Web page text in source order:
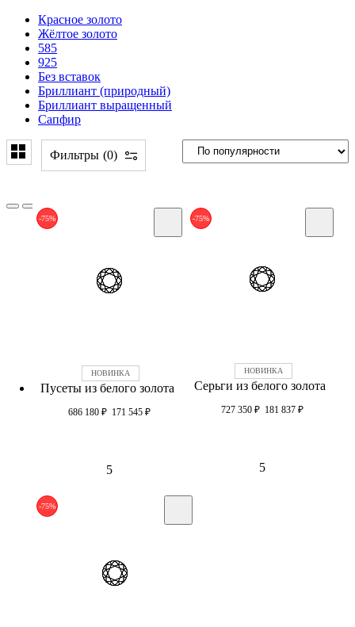
Красное золото
Жёлтое золото
585
925
Без вставок
Бриллиант (природный)
Бриллиант выращенный
Сапфир
Фильтры 0
-75%
Пусеты из белого золота
686 180 ₽ 171 545 ₽
5
-75%
Серьги из белого золота
727 350 ₽ 181 837 ₽
5
-75%